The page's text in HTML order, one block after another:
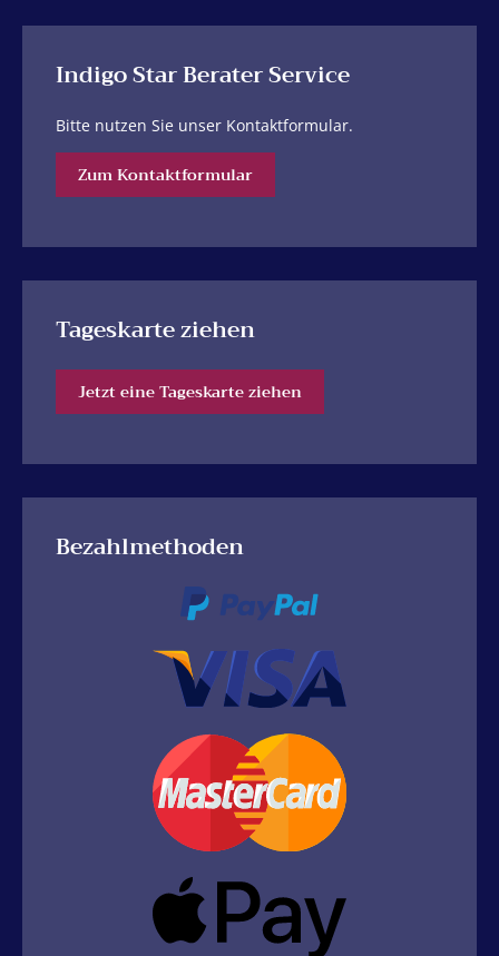
Indigo Star Berater Service
Bitte nutzen Sie unser Kontaktformular.
Zum Kontaktformular
Tageskarte ziehen
Jetzt eine Tageskarte ziehen
Bezahlmethoden